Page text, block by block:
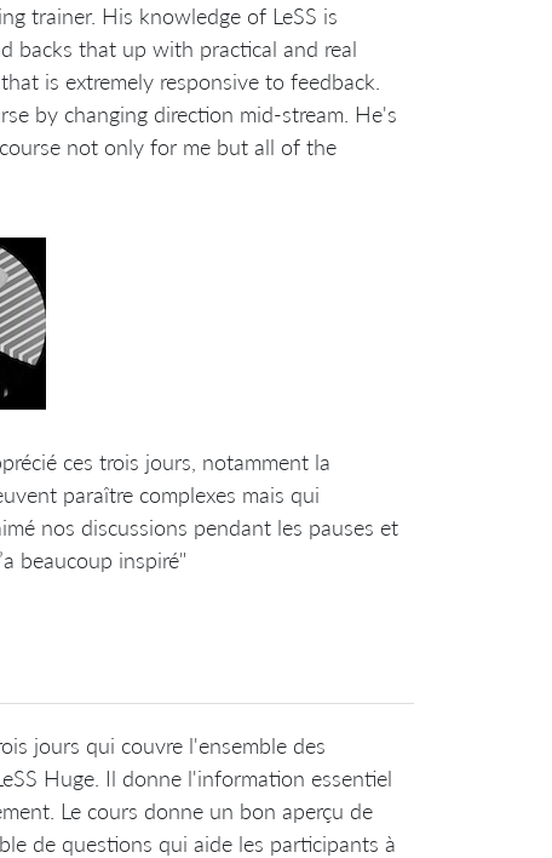
trainer. His knowledge of LeSS is
backs that up with practical and real
is extremely responsive to feedback.
by changing direction mid-stream. He's
not only for me but all of the
ces trois jours, notamment la
paraître complexes mais qui
nos discussions pendant les pauses et
beaucoup inspiré"
jours qui couvre l'ensemble des
Huge. Il donne l'information essentiel
Le cours donne un bon aperçu de
de questions qui aide les participants à